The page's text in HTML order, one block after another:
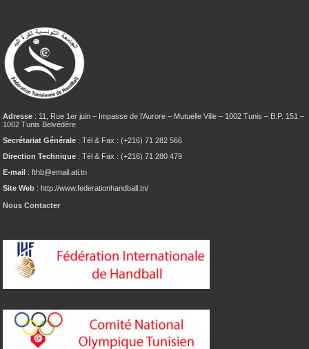
Adresse : 11, Rue 1er juin – Impasse de l’Aurore – Mutuelle Ville – 1002 Tunis – B.P. 151 –
1002 Tunis Belvédère
Secrétariat Générale : Tél & Fax : (+216) 71 282 566
Direction Technique : Tél & Fax : (+216) 71 280 479
E-mail : fthb@email.ati.tn
Site Web : http://www.federationhandball.tn/
Nous Contacter